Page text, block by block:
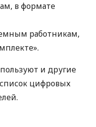
в формате
работникам,
и другие
цифровых